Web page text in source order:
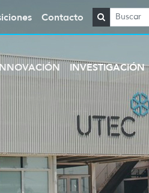
Contacto
INVESTIGACIÓN